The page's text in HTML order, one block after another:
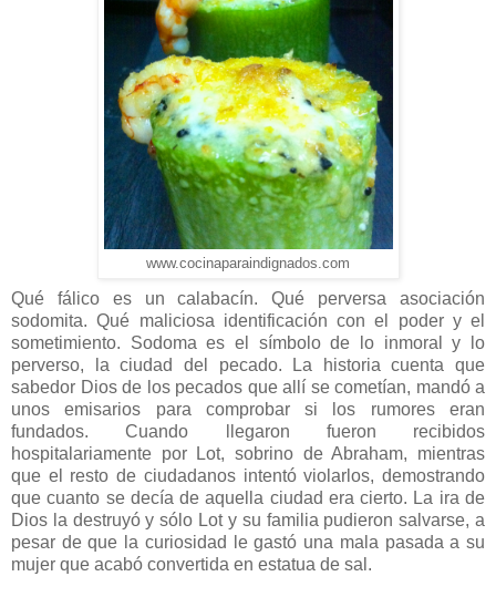
www.cocinaparaindignados.com
Qué fálico es un calabacín. Qué perversa asociación
sodomita. Qué maliciosa identificación con el poder y el
sometimiento. Sodoma es el símbolo de lo inmoral y lo
perverso, la ciudad del pecado. La historia cuenta que
sabedor Dios de los pecados que allí se cometían, mandó a
unos emisarios para comprobar si los rumores eran
fundados. Cuando llegaron fueron recibidos
hospitalariamente por Lot, sobrino de Abraham, mientras
que el resto de ciudadanos intentó violarlos, demostrando
que cuanto se decía de aquella ciudad era cierto. La ira de
Dios la destruyó y sólo Lot y su familia pudieron salvarse, a
pesar de que la curiosidad le gastó una mala pasada a su
mujer que acabó convertida en estatua de sal.